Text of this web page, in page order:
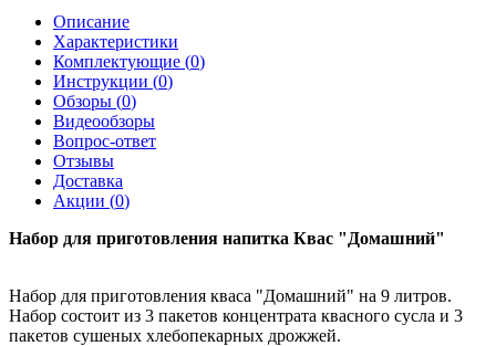
Описание
Характеристики
Комплектующие (0)
Инструкции (0)
Обзоры (0)
Видеообзоры
Вопрос-ответ
Отзывы
Доставка
Акции (0)
Набор для приготовления напитка Квас "Домашний"
Набор для приготовления кваса "Домашний" на 9 литров.
Набор состоит из 3 пакетов концентрата квасного сусла и 3
пакетов сушеных хлебопекарных дрожжей.